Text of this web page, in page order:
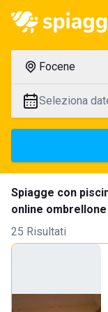
Focene
Seleziona
Spiagge con
online
25 Risultati